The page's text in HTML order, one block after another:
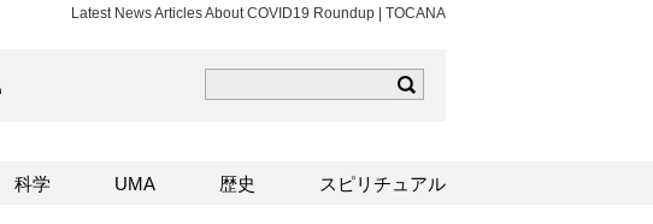
Latest News Articles About COVID19 Roundup | TOCANA
はこちら
のinstagramはこちら
科学 UMA 歴史 スピリチュアル